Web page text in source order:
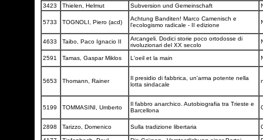
3423 Thielen, Helmut Subversion und Gemeinschaft
5733 TOGNOLI, Piero (acd)
Achtung Banditen! Marco Camenisch e
l'ecologismo radicale - II edizione
4633 Taibo, Paco Ignacio II
Arcangeli. Dodici storie poco ortodosse di
rivoluzionari del XX secolo
2591 Tamas, Gaspar Miklos L'oeil et la main
5653 Thomann, Rainer
Il presidio di fabbrica, un'arma potente nella
lotta sindacale
5199 TOMMASINI, Umberto
Il fabbro anarchico. Autobiografia tra Trieste e
Barcellona
2898 Tarizzo, Domenico Sulla tradizione libertaria